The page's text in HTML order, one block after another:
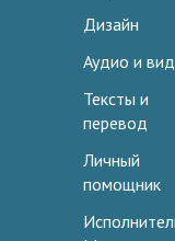
Дизайн
Аудио и
Тексты и
перевод
Личный
помощник